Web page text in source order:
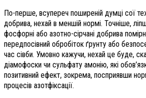
По-перше, всупереч поширеній думці сої
добрива, нехай в меншій нормі. Точніше,
фосфорні або азотно-сірчані добрива
передпосівний обробіток ґрунту або
час сівби. Умовно кажучи, нехай це буде,
діамофоски чи сульфату амонію, які
позитивний ефект, зокрема, посприявши
процесів азотфіксації.